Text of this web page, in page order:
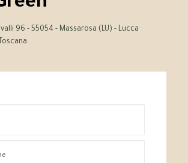
96 - 55054 - Massarosa (LU) - Lucca